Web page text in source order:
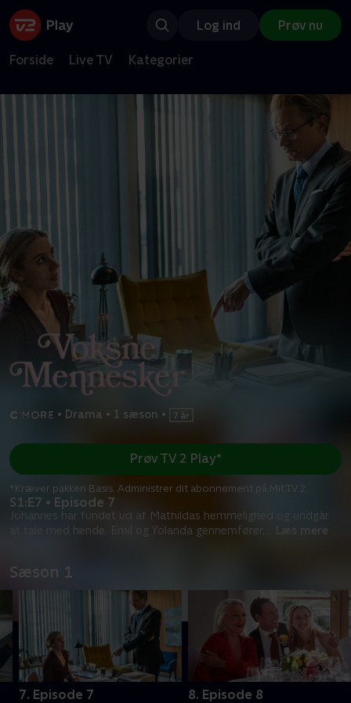
Log ind Prøv nu
Forside Live TV Kategorier
• Drama • 1 sæson •
S1:E7 • Episode 7
Johannes har fundet ud af Mathildas hemmelighed og undgår
at tale med hende. Emil og Yolanda gennemfører
Læs mere
Prøv TV 2 Play*
*Kræver pakken Basis. Administrer dit abonnement på Mit TV 2.
Sæson 1
7. Episode 7 8. Episode 8